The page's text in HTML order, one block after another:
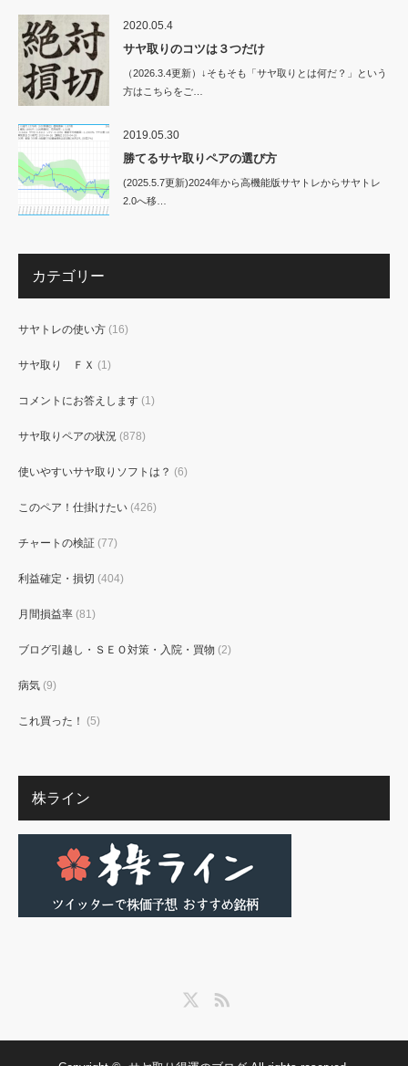
2020.05.4
サヤ取りのコツは３つだけ
（2026.3.4更新）↓そもそも「サヤ取りとは何だ？」という
方はこちらをご…
2019.05.30
勝てるサヤ取りペアの選び方
(2025.5.7更新)2024年から高機能版サヤトレからサヤトレ
2.0へ移…
カテゴリー
サヤトレの使い方 (16)
サヤ取り ＦＸ (1)
コメントにお答えします (1)
サヤ取りペアの状況 (878)
使いやすいサヤ取りソフトは？ (6)
このペア！仕掛けたい (426)
チャートの検証 (77)
利益確定・損切 (404)
月間損益率 (81)
ブログ引越し・ＳＥＯ対策・入院・買物 (2)
病気 (9)
これ買った！ (5)
株ライン